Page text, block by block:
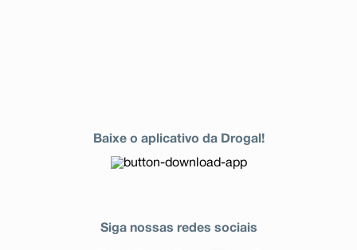
Baixe o aplicativo da Drogal!
Siga nossas redes sociais